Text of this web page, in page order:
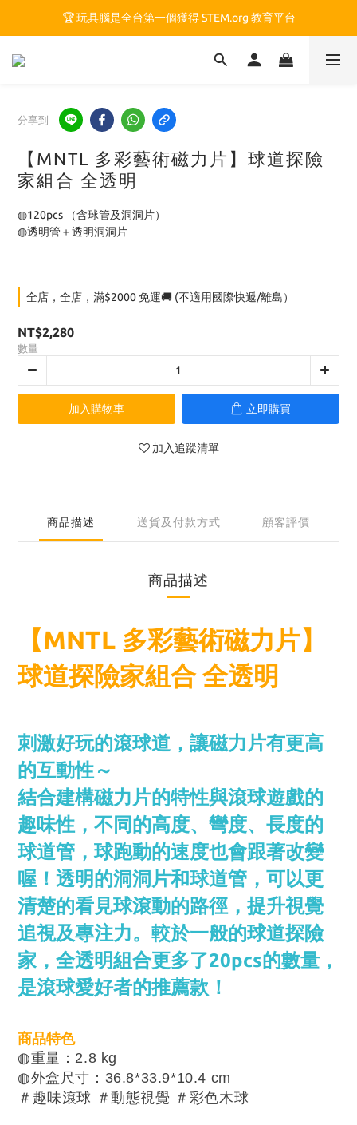
🏆 玩具腦是全台第一個獲得 STEM.org 教育平台
🏆 玩具腦是全台第一個獲得 STEM.org 教育平台
🍎 玩具腦最特別的 VIP 制度 👉
分享到
【MNTL 多彩藝術磁力片】球道探險
家組合 全透明
◍120pcs （含球管及洞洞片）
◍透明管＋透明洞洞片
全店，全店，滿$2000 免運🚚 (不適用國際快遞/離島）
NT$2,280
數量
加入購物車 立即購買
加入追蹤清單
商品描述 送貨及付款方式 顧客評價
商品描述
【MNTL 多彩藝術磁力片】
球道探險家組合 全透明
刺激好玩的滾球道，讓磁力片有更高
的互動性～
結合建構磁力片的特性與滾球遊戲的
趣味性，不同的高度、彎度、長度的
球道管，球跑動的速度也會跟著改變
喔！透明的洞洞片和球道管，可以更
清楚的看見球滾動的路徑，提升視覺
追視及專注力。較於一般的球道探險
家，全透明組合更多了20pcs的數量，
是滾球愛好者的推薦款！
商品特色
◍重量：2.8 kg
◍外盒尺寸：36.8*33.9*10.4 cm
＃趣味滾球 ＃動態視覺 ＃彩色木球